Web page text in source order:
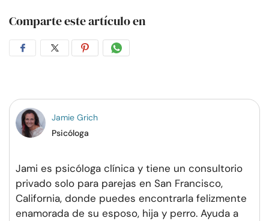
Comparte este artículo en
CompartirCompartirCompartirCompartir
Jamie Grich
Psicóloga
Jami es psicóloga clínica y tiene un consultorio
privado solo para parejas en San Francisco,
California, donde puedes encontrarla felizmente
enamorada de su esposo, hija y perro. Ayuda a